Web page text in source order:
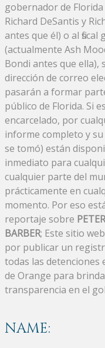
gobernador de
Richard DeSantis y
antes que él) o al fiscal
(actualmente Ash
Bondi antes que ella),
dirección de correo
pasarán a formar
público de Florida. Si
encarcelado, por
informe completo y
se tomó) están
inmediato para
cualquier parte del
prácticamente en
momento. Por eso
reportaje sobre
BARBER; Este sitio
por publicar un
todas las detenciones
de Orange para
transparencia en el
NAME: